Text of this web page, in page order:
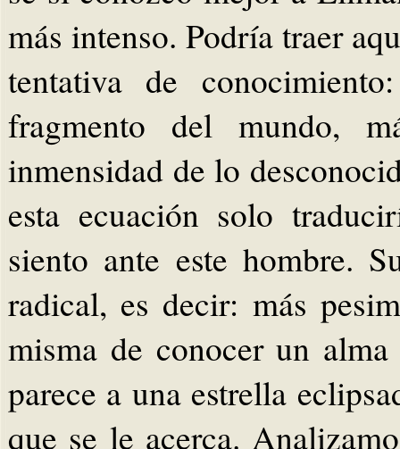
más intenso. Podría traer
tentativa de
fragmento del mundo,
inmensidad de lo
esta ecuación solo
siento ante este hombre.
radical, es decir: más
misma de conocer un
parece a una estrella
que se le acerca.